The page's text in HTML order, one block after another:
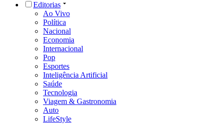
Editorias
Ao Vivo
Política
Nacional
Economia
Internacional
Pop
Esportes
Inteligência Artificial
Saúde
Tecnologia
Viagem & Gastronomia
Auto
LifeStyle